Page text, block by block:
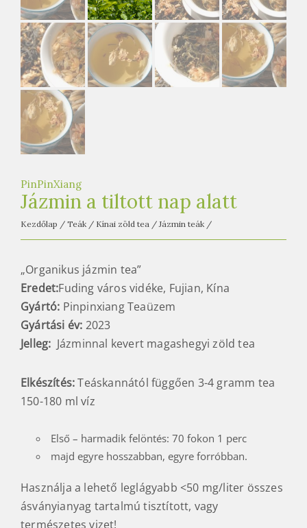
t
e
a
h
á
z
PinPinXiang
Jázmin a tiltott nap alatt
Kezdőlap
„Organikus jázmin tea”
Eredet:Fuding város vidéke, Fujian, Kína
Gyártó: Pinpinxiang Teaüzem
Gyártási év: 2023
Jelleg: Jázminnal kevert magashegyi zöld tea
Elkészítés:Teáskannától függően 3-4 gramm tea
150-180 ml víz
Első – harmadik felöntés: 70 fokon 1 perc
majd egyre hosszabban, egyre forróbban.
Használja a lehető leglágyabb <50 mg/liter összes
ásványianyag tartalmú tisztított, vagy
természetes vizet!